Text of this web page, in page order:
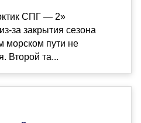
СПГ — 2»
за закрытия сезона
морском пути не
Второй та...